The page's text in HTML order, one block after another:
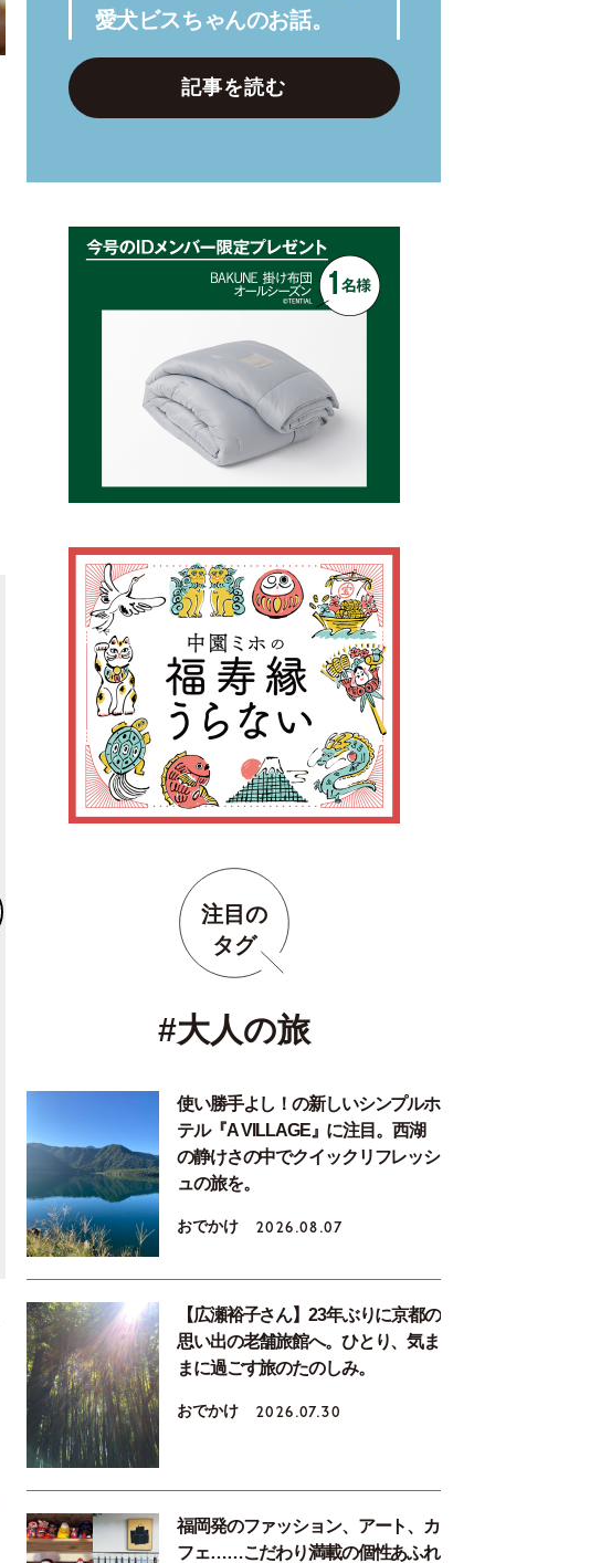
愛犬ビスちゃんのお話。
記事を読む
注目の
タグ
#大人の旅
使い勝手よし！の新しいシンプルホ
テル『A VILLAGE』に注目。西湖
の静けさの中でクイックリフレッシ
ュの旅を。
おでかけ 2026.08.07
【広瀬裕子さん】23年ぶりに京都の
思い出の老舗旅館へ。ひとり、気ま
まに過ごす旅のたのしみ。
おでかけ 2026.07.30
福岡発のファッション、アート、カ
フェ……こだわり満載の個性あふれ